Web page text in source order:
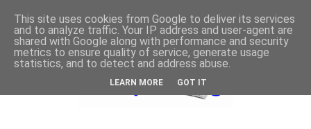
This site uses cookies from Google to deliver its services
and to analyze traffic. Your IP address and user-agent are
shared with Google along with performance and security
metrics to ensure quality of service, generate usage
statistics, and to detect and address abuse.
LEARN MORE GOT IT